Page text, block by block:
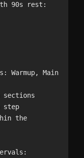
90s rest:
Warmup, Main
sections
step
the